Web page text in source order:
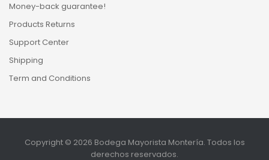
Money-back guarantee!
Products Returns
Support Center
Shipping
Term and Conditions
Copyright © 2026 Bodega Mayorista Montería. Todos los
derechos reservados.